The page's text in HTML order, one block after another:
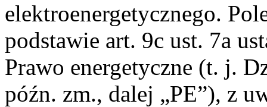
elektroenergetycznego.
podstawie art. 9c ust. 7a
Prawo energetyczne (t. j.
późn. zm., dalej „PE”), z